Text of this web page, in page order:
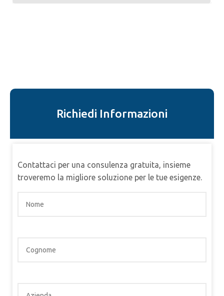
Richiedi Informazioni
Contattaci per una consulenza gratuita, insieme
troveremo la migliore soluzione per le tue esigenze.